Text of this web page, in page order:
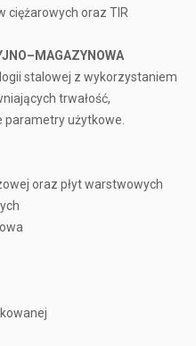
ciężarowych oraz TIR
stalowej z wykorzystaniem
trwałość,
użytkowe.
oraz płyt warstwowych